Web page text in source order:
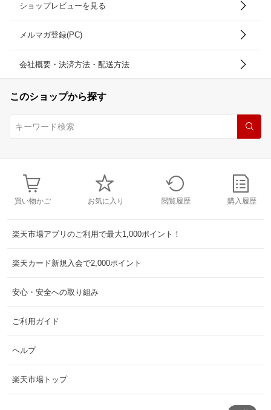
ショップレビューを見る
メルマガ登録(PC)
会社概要・決済方法・配送方法
このショップから探す
買い物かご お気に入り 閲覧履歴 購入履歴
楽天市場アプリのご利用で最大1,000ポイント！
楽天カード新規入会で2,000ポイント
安心・安全への取り組み
ご利用ガイド
ヘルプ
楽天市場トップ